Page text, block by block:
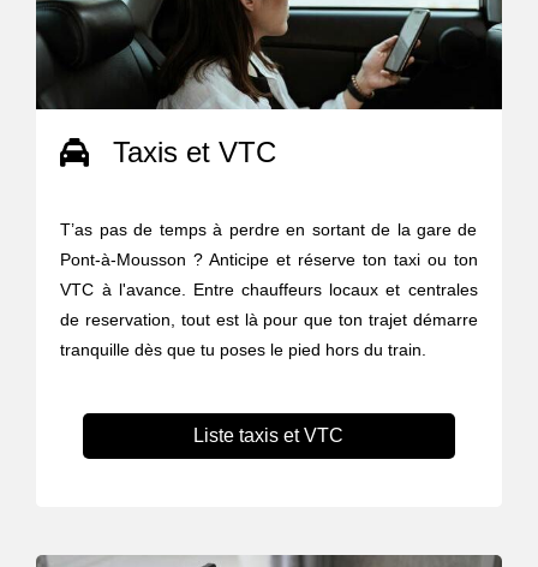
Taxis et VTC
T’as pas de temps à perdre en sortant de la gare de
Pont-à-Mousson ? Anticipe et réserve ton taxi ou ton
VTC à l'avance. Entre chauffeurs locaux et centrales
de reservation, tout est là pour que ton trajet démarre
tranquille dès que tu poses le pied hors du train.
Liste taxis et VTC